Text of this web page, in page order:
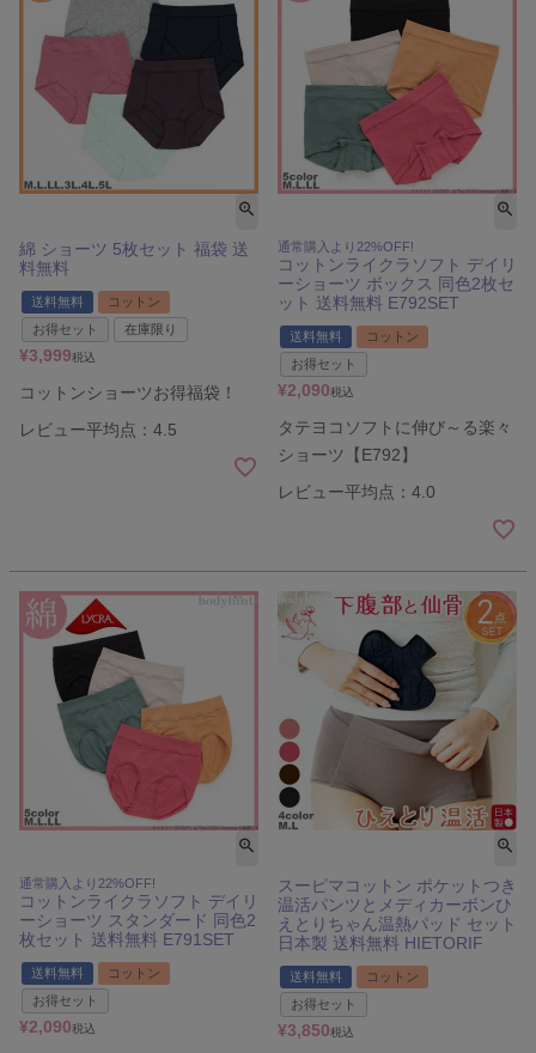
綿 ショーツ 5枚セット 福袋 送
料無料
送料無料
コットン
お得セット
在庫限り
¥3,999税込
コットンショーツお得福袋！
レビュー平均点：4.5
通常購入より22%OFF!
コットンライクラソフト デイリ
ーショーツ ボックス 同色2枚セ
ット 送料無料 E792SET
送料無料
コットン
お得セット
¥2,090税込
タテヨコソフトに伸び～る楽々
ショーツ【E792】
レビュー平均点：4.0
通常購入より22%OFF!
コットンライクラソフト デイリ
ーショーツ スタンダード 同色2
枚セット 送料無料 E791SET
送料無料
コットン
お得セット
¥2,090税込
スーピマコットン ポケットつき
温活パンツとメディカーボンひ
えとりちゃん温熱パッド セット
日本製 送料無料 HIETORIF
送料無料
コットン
お得セット
¥3,850税込